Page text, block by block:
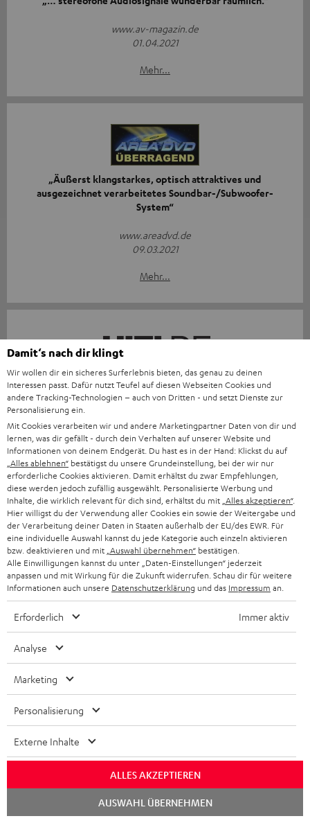
www.av-magazin.de
01.04.2021
Mehr...
„Äußerst klangstarkes, optisch attraktives und
ausgezeichnet verarbeitetes Soundbar-/Subwoofer-
System“
www.areadvd.de
09.03.2021
Mehr...
„Verblüffender Sound bei Film und Musik …“
09.03.2021
Mehr...
Zubehör
Notwendiges Zubehör
Bitte prüfe, ob benötigte Verbindungskabel im
Lieferumfang enthalten sind.
Damit‘s nach dir klingt
Wir wollen dir ein sicheres Surferlebnis bieten, das genau zu deinen
Interessen passt. Dafür nutzt Teufel auf diesen Webseiten Cookies und
andere Tracking-Technologien – auch von Dritten - und setzt Dienste zur
Personalisierung ein.
Mit Cookies verarbeiten wir und andere Marketingpartner Daten von dir und
lernen, was dir gefällt - durch dein Verhalten auf unserer Website und
Informationen von deinem Endgerät. Du hast es in der Hand: Klickst du auf
„Alles ablehnen“ bestätigst du unsere Grundeinstellung, bei der wir nur
erforderliche Cookies aktivieren. Damit erhältst du zwar Empfehlungen,
diese werden jedoch zufällig ausgewählt. Personalisierte Werbung und
Inhalte, die wirklich relevant für dich sind, erhältst du mit „Alles akzeptieren“.
Hier willigst du der Verwendung aller Cookies ein sowie der Weitergabe und
der Verarbeitung deiner Daten in Staaten außerhalb der EU/des EWR. Für
eine individuelle Auswahl kannst du jede Kategorie auch einzeln aktivieren
bzw. deaktivieren und mit „Auswahl übernehmen“ bestätigen.
Alle Einwilligungen kannst du unter „Daten-Einstellungen“ jederzeit
anpassen und mit Wirkung für die Zukunft widerrufen. Schau dir für weitere
Informationen auch unsere Datenschutzerklärung und das Impressum an.
Erforderlich Immer aktiv
Analyse
Marketing
Personalisierung
Externe Inhalte
ALLES AKZEPTIEREN
AUSWAHL ÜBERNEHMEN